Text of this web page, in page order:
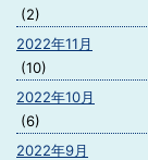
(2)
2022年11月
(10)
2022年10月
(6)
2022年9月